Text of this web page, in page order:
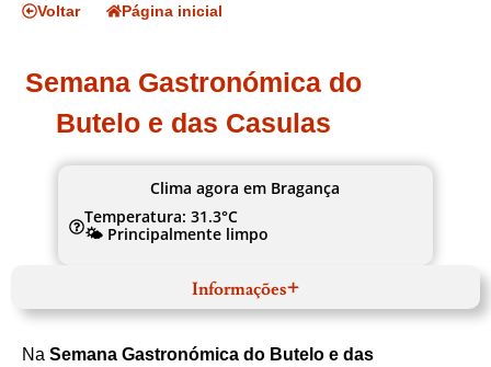
Voltar Página inicial
Semana Gastronómica do
Butelo e das Casulas
Na Semana Gastronómica do Butelo e das
Clima agora em Bragança
Temperatura: 31.3°C
🌤️ Principalmente limpo
Informações
Norte